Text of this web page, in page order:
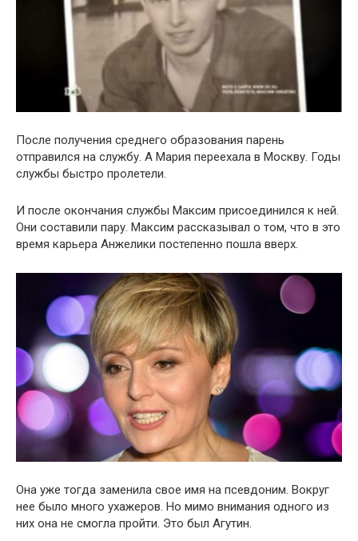
После получения среднего образования парень
отправился на службу. А Мария переехала в Москву. Годы
службы быстро пролетели.
И после окончания службы Максим присоединился к ней.
Они составили пару. Максим рассказывал о том, что в это
время карьера Анжелики постепенно пошла вверх.
Она уже тогда заменила свое имя на псевдоним. Вокруг
нее было много ухажеров. Но мимо внимания одного из
них она не смогла пройти. Это был Агутин.